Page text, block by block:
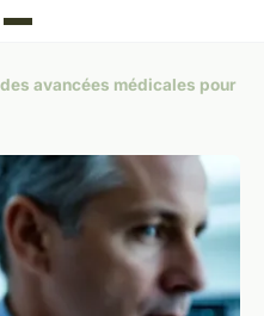
avancées médicales pour